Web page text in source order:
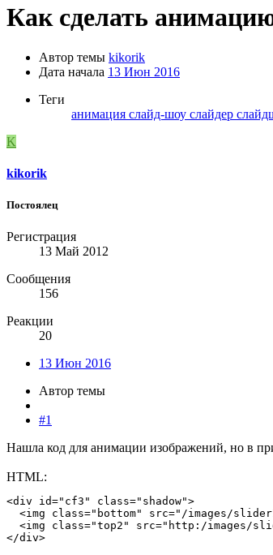
Как сделать
Автор темы kikorik
Дата начала 13 Июн 2016
Теги
анимация слайд-шоу слайдер
K
kikorik
Постоялец
Регистрация
13 Май 2012
Сообщения
156
Реакции
20
13 Июн 2016
Автор темы
#1
Нашла код для анимации изображений, но в
HTML:
<div id="cf3" class="shadow">
<img class="bottom" src="/images/
<img class="top2" src="http:/images/
</div>